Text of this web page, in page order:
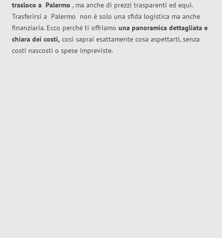
trasloco a Palermo , ma anche di prezzi trasparenti ed equi.
Trasferirsi a Palermo non è solo una sfida logistica ma anche
finanziaria. Ecco perché ti offriamo una panoramica dettagliata e
chiara dei costi, così saprai esattamente cosa aspettarti, senza
costi nascosti o spese impreviste.